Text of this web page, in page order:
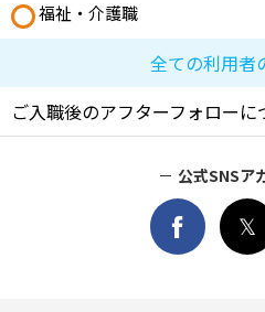
福祉・介護職
全ての利用者
ご入職後のアフターフォローに
公式SNSア